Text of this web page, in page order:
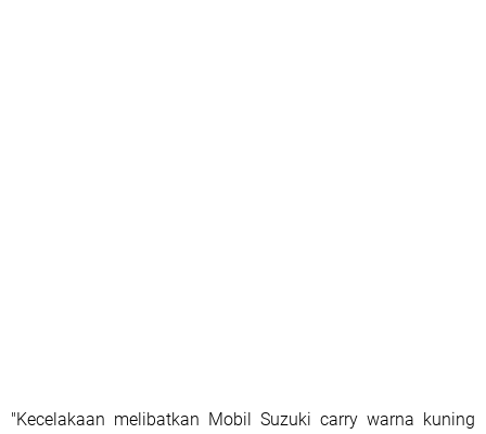
"Kecelakaan melibatkan Mobil Suzuki carry warna kuning